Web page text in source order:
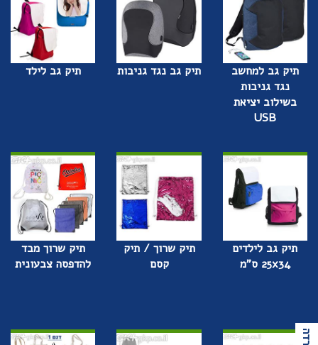
תיק גב למחשב
נגד גניבות
בשילוב יציאת
USB
תיק גב נגד גניבות תיק גב לילד
תיק גב לילדים
25x34 ס"מ
תיק שרוך / תיק
קסם
תיק שרוך מבד
להדפסה צבעונית